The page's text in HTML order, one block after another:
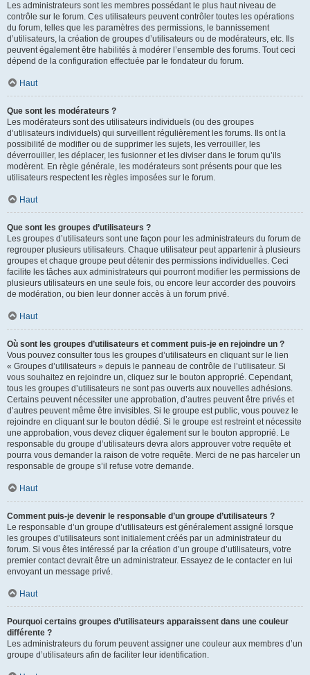
Les administrateurs sont les membres possédant le plus haut niveau de
contrôle sur le forum. Ces utilisateurs peuvent contrôler toutes les opérations
du forum, telles que les paramètres des permissions, le bannissement
d’utilisateurs, la création de groupes d’utilisateurs ou de modérateurs, etc. Ils
peuvent également être habilités à modérer l’ensemble des forums. Tout ceci
dépend de la configuration effectuée par le fondateur du forum.
Haut
Que sont les modérateurs ?
Les modérateurs sont des utilisateurs individuels (ou des groupes
d’utilisateurs individuels) qui surveillent régulièrement les forums. Ils ont la
possibilité de modifier ou de supprimer les sujets, les verrouiller, les
déverrouiller, les déplacer, les fusionner et les diviser dans le forum qu’ils
modèrent. En règle générale, les modérateurs sont présents pour que les
utilisateurs respectent les règles imposées sur le forum.
Haut
Que sont les groupes d’utilisateurs ?
Les groupes d’utilisateurs sont une façon pour les administrateurs du forum de
regrouper plusieurs utilisateurs. Chaque utilisateur peut appartenir à plusieurs
groupes et chaque groupe peut détenir des permissions individuelles. Ceci
facilite les tâches aux administrateurs qui pourront modifier les permissions de
plusieurs utilisateurs en une seule fois, ou encore leur accorder des pouvoirs
de modération, ou bien leur donner accès à un forum privé.
Haut
Où sont les groupes d’utilisateurs et comment puis-je en rejoindre un ?
Vous pouvez consulter tous les groupes d’utilisateurs en cliquant sur le lien
« Groupes d’utilisateurs » depuis le panneau de contrôle de l’utilisateur. Si
vous souhaitez en rejoindre un, cliquez sur le bouton approprié. Cependant,
tous les groupes d’utilisateurs ne sont pas ouverts aux nouvelles adhésions.
Certains peuvent nécessiter une approbation, d’autres peuvent être privés et
d’autres peuvent même être invisibles. Si le groupe est public, vous pouvez le
rejoindre en cliquant sur le bouton dédié. Si le groupe est restreint et nécessite
une approbation, vous devez cliquer également sur le bouton approprié. Le
responsable du groupe d’utilisateurs devra alors approuver votre requête et
pourra vous demander la raison de votre requête. Merci de ne pas harceler un
responsable de groupe s’il refuse votre demande.
Haut
Comment puis-je devenir le responsable d’un groupe d’utilisateurs ?
Le responsable d’un groupe d’utilisateurs est généralement assigné lorsque
les groupes d’utilisateurs sont initialement créés par un administrateur du
forum. Si vous êtes intéressé par la création d’un groupe d’utilisateurs, votre
premier contact devrait être un administrateur. Essayez de le contacter en lui
envoyant un message privé.
Haut
Pourquoi certains groupes d’utilisateurs apparaissent dans une couleur
différente ?
Les administrateurs du forum peuvent assigner une couleur aux membres d’un
groupe d’utilisateurs afin de faciliter leur identification.